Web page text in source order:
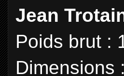
Jean
Poids brut :
Dimensions